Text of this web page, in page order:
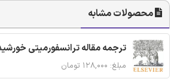
محصولات مشابه
ترجمه مقاله ترانسفورمیتی
مبلغ: ۱۲۸,۰۰۰ تومان